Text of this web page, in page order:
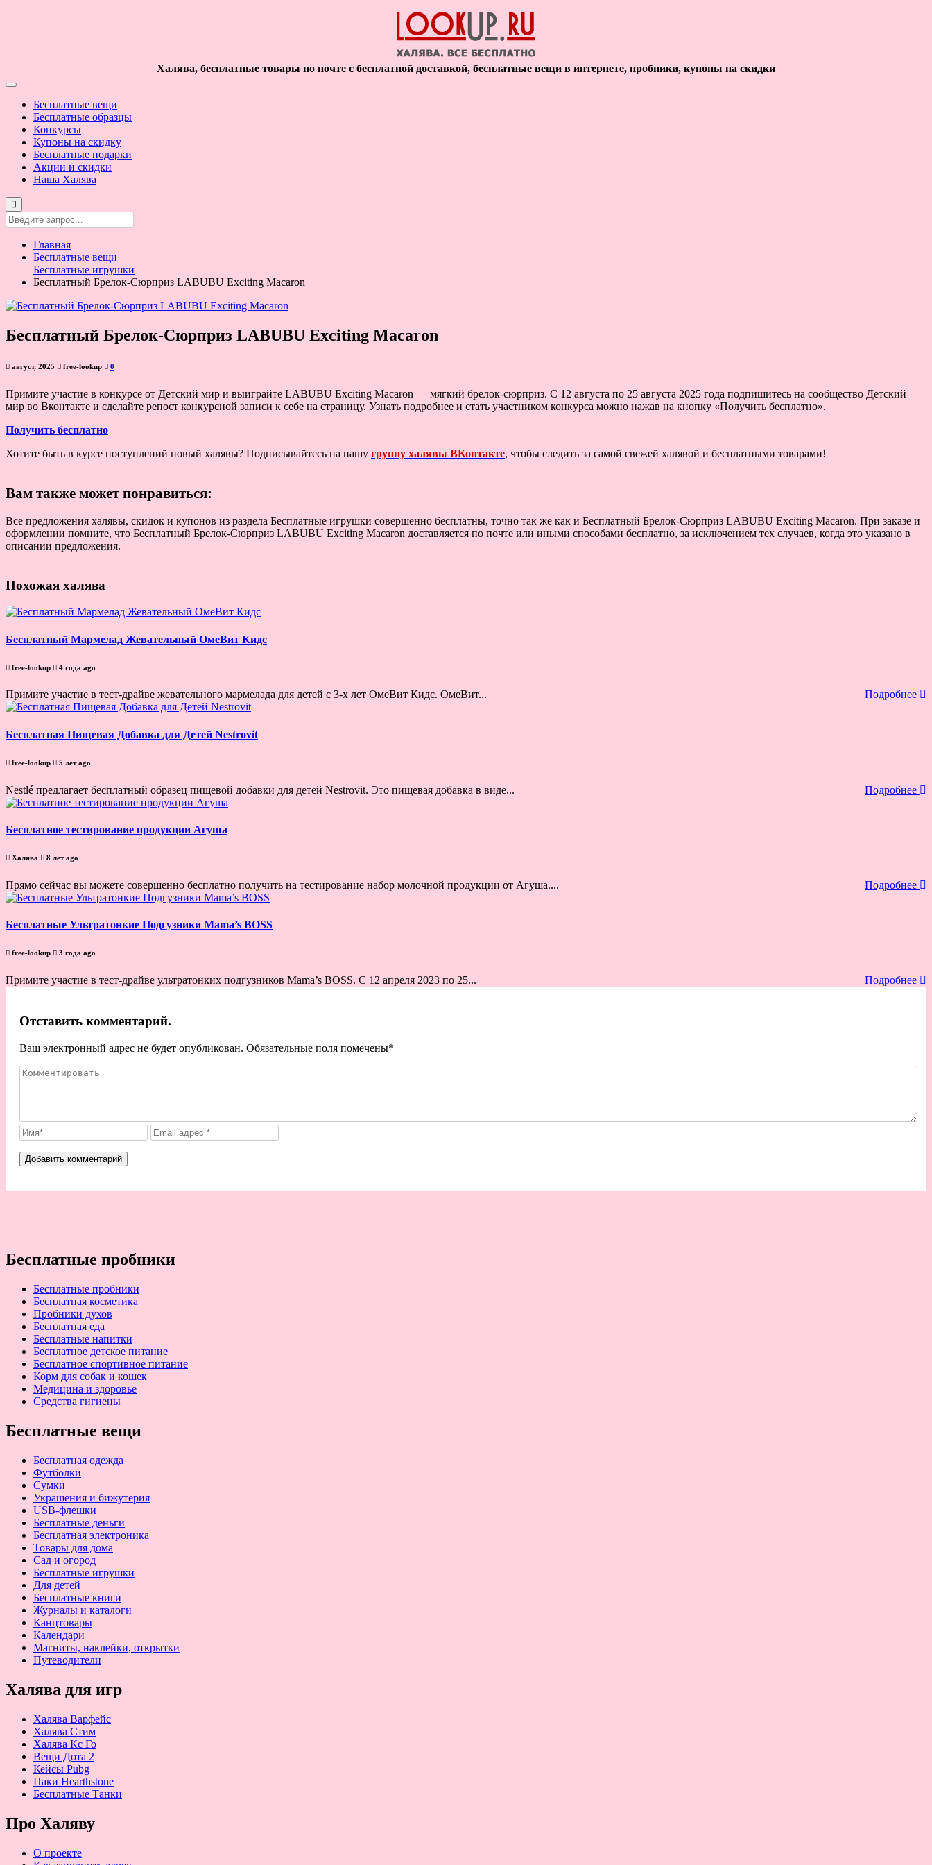
Халява, бесплатные товары по почте с бесплатной доставкой, бесплатные вещи в интернете, пробники, купоны на скидки
Бесплатные вещи
Бесплатные образцы
Конкурсы
Купоны на скидку
Бесплатные подарки
Акции и скидки
Наша Халява
Главная
Бесплатные вещи
Бесплатные игрушки
Бесплатный Брелок-Сюрприз LABUBU Exciting Macaron
Бесплатный Брелок-Сюрприз LABUBU Exciting Macaron
август, 2025 free-lookup 0
Примите участие в конкурсе от Детский мир и выиграйте LABUBU Exciting Macaron — мягкий брелок-сюрприз. С 12 августа по 25 августа 2025 года подпишитесь на сообщество Детский
мир во Вконтакте и сделайте репост конкурсной записи к себе на страницу. Узнать подробнее и стать участником конкурса можно нажав на кнопку «Получить бесплатно».
Получить бесплатно
Хотите быть в курсе поступлений новый халявы? Подписывайтесь на нашу группу халявы ВКонтакте, чтобы следить за самой свежей халявой и бесплатными товарами!
Вам также может понравиться:
Все предложения халявы, скидок и купонов из раздела Бесплатные игрушки совершенно бесплатны, точно так же как и Бесплатный Брелок-Сюрприз LABUBU Exciting Macaron. При заказе и
оформлении помните, что Бесплатный Брелок-Сюрприз LABUBU Exciting Macaron доставляется по почте или иными способами бесплатно, за исключением тех случаев, когда это указано в
описании предложения.
Похожая халява
Бесплатный Мармелад Жевательный ОмеВит Кидс
free-lookup 4 года ago
Примите участие в тест-драйве жевательного мармелада для детей с 3-х лет ОмеВит Кидс. ОмеВит... Подробнее
Бесплатная Пищевая Добавка для Детей Nestrovit
free-lookup 5 лет ago
Nestlé предлагает бесплатный образец пищевой добавки для детей Nestrovit. Это пищевая добавка в виде... Подробнее
Бесплатное тестирование продукции Агуша
Халява 8 лет ago
Прямо сейчас вы можете совершенно бесплатно получить на тестирование набор молочной продукции от Агуша.... Подробнее
Бесплатные Ультратонкие Подгузники Mama’s BOSS
free-lookup 3 года ago
Примите участие в тест-драйве ультратонких подгузников Mama’s BOSS. С 12 апреля 2023 по 25... Подробнее
Отставить комментарий.
Ваш электронный адрес не будет опубликован. Обязательные поля помечены*
Бесплатные пробники
Бесплатные пробники
Бесплатная косметика
Пробники духов
Бесплатная еда
Бесплатные напитки
Бесплатное детское питание
Бесплатное спортивное питание
Корм для собак и кошек
Медицина и здоровье
Средства гигиены
Бесплатные вещи
Бесплатная одежда
Футболки
Сумки
Украшения и бижутерия
USB-флешки
Бесплатные деньги
Бесплатная электроника
Товары для дома
Сад и огород
Бесплатные игрушки
Для детей
Бесплатные книги
Журналы и каталоги
Канцтовары
Календари
Магниты, наклейки, открытки
Путеводители
Халява для игр
Халява Варфейс
Халява Стим
Халява Кс Го
Вещи Дота 2
Кейсы Pubg
Паки Hearthstone
Бесплатные Танки
Про Халяву
О проекте